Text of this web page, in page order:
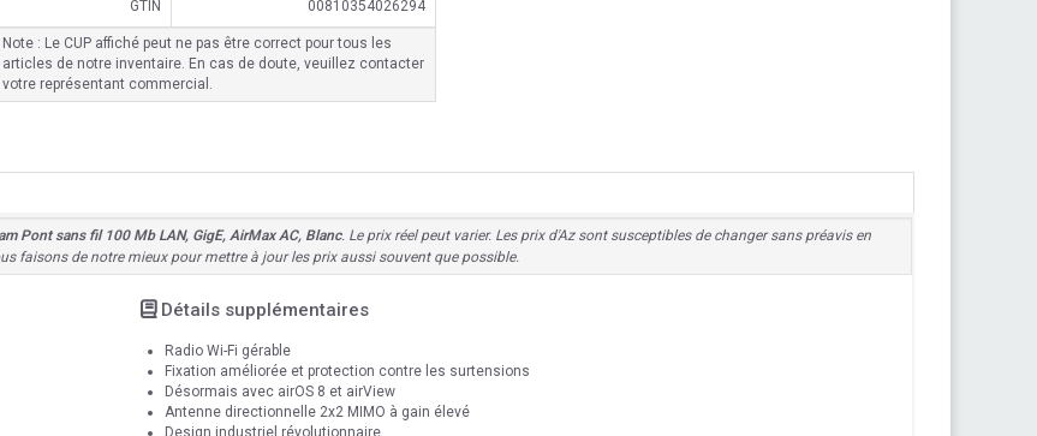
GTIN 00810354026294
Note : Le CUP affiché peut ne pas être correct pour tous les
articles de notre inventaire. En cas de doute, veuillez contacter
votre représentant commercial.
Pont sans fil 100 Mb LAN, GigE, AirMax AC, Blanc. Le prix réel peut varier. Les prix d'Az sont susceptibles de changer sans préavis en
faisons de notre mieux pour mettre à jour les prix aussi souvent que possible.
Détails supplémentaires
Radio Wi-Fi gérable
Fixation améliorée et protection contre les surtensions
Désormais avec airOS 8 et airView
Antenne directionnelle 2x2 MIMO à gain élevé
Design industriel révolutionnaire